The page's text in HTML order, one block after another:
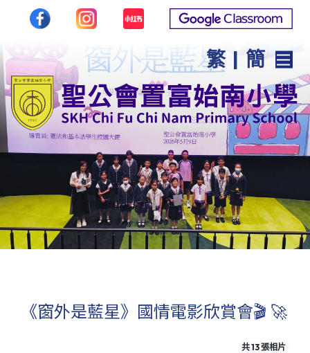
繁 | 簡
《窗外是藍星》國情電影欣賞會🎬 🚀
共 13 張相片